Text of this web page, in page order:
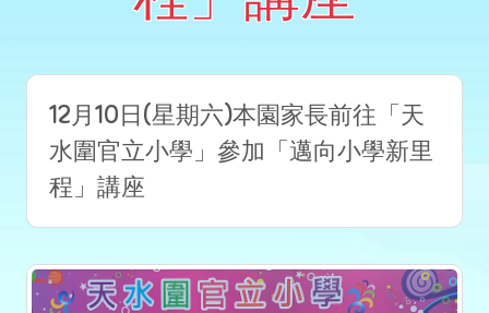
12月10日(星期六)本園家長前往「天
水圍官立小學」參加「邁向小學新里
程」講座